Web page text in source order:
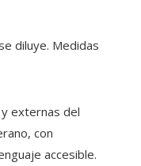
diluye. Medidas
externas del
con
accesible.